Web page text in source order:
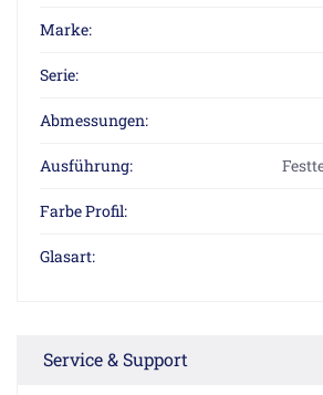
Marke:
Serie:
Abmessungen:
Ausführung:
Farbe Profil:
Glasart:
Service & Support